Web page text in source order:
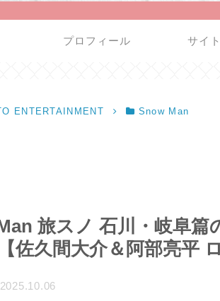
プロフィール サイ
ENTERTAINMENT Snow Man
旅スノ 石川・岐阜篇
佐久間大介＆阿部亮平 ロ
2025.10.06